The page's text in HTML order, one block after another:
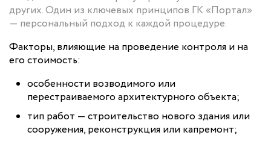
других. Один из ключевых принципов ГК «Портал»
— персональный подход к каждой процедуре.
Факторы, влияющие на проведение контроля и на
его стоимость:
особенности возводимого или
перестраиваемого архитектурного объекта;
тип работ — строительство нового здания или
сооружения, реконструкция или капремонт;